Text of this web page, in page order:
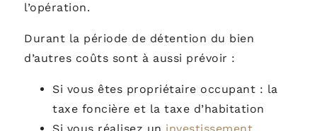
l’opération.
Durant la période de détention du bien
d’autres coûts sont à aussi prévoir :
Si vous êtes propriétaire occupant : la
taxe foncière et la taxe d’habitation